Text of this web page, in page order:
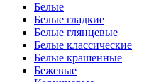
Белые
Белые гладкие
Белые глянцевые
Белые классические
Белые крашенные
Бежевые